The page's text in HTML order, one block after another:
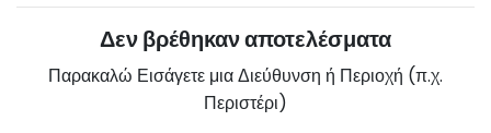
Δεν βρέθηκαν αποτελέσματα
Παρακαλώ Εισάγετε μια Διεύθυνση ή Περιοχή (π.χ.
Περιστέρι)